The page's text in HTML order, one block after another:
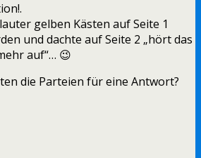
gelben Kästen auf Seite 1
und dachte auf Seite 2 „hört das
auf“… 😉
die Parteien für eine Antwort?